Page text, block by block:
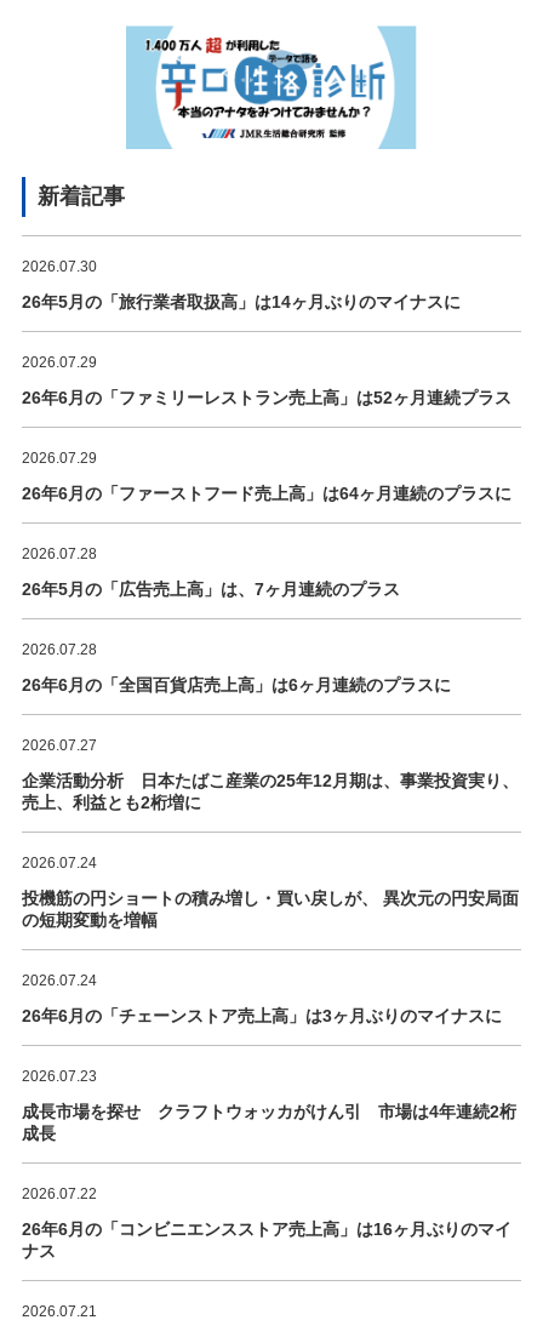
新着記事
2026.07.30
26年5月の「旅行業者取扱高」は14ヶ月ぶりのマイナスに
2026.07.29
26年6月の「ファミリーレストラン売上高」は52ヶ月連続プラス
2026.07.29
26年6月の「ファーストフード売上高」は64ヶ月連続のプラスに
2026.07.28
26年5月の「広告売上高」は、7ヶ月連続のプラス
2026.07.28
26年6月の「全国百貨店売上高」は6ヶ月連続のプラスに
2026.07.27
企業活動分析 日本たばこ産業の25年12月期は、事業投資実り、
売上、利益とも2桁増に
2026.07.24
投機筋の円ショートの積み増し・買い戻しが、 異次元の円安局面
の短期変動を増幅
2026.07.24
26年6月の「チェーンストア売上高」は3ヶ月ぶりのマイナスに
2026.07.23
成長市場を探せ クラフトウォッカがけん引 市場は4年連続2桁
成長
2026.07.22
26年6月の「コンビニエンスストア売上高」は16ヶ月ぶりのマイ
ナス
2026.07.21